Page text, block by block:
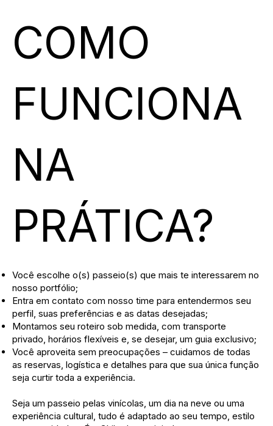
COMO
FUNCIONA
NA
PRÁTICA?
Você escolhe o(s) passeio(s) que mais te interessarem no
nosso portfólio;
Entra em contato com nosso time para entendermos seu
perfil, suas preferências e as datas desejadas;
Montamos seu roteiro sob medida, com transporte
privado, horários flexíveis e, se desejar, um guia exclusivo;
Você aproveita sem preocupações – cuidamos de todas
as reservas, logística e detalhes para que sua única função
seja curtir toda a experiência.
Seja um passeio pelas vinícolas, um dia na neve ou uma
experiência cultural, tudo é adaptado ao seu tempo, estilo